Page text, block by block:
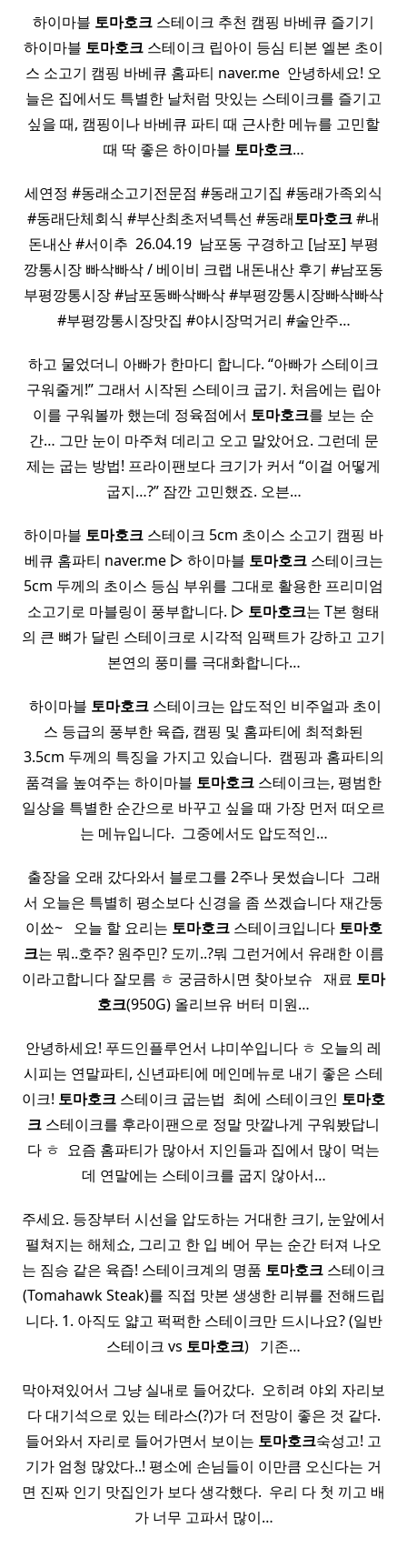
​ 하이마블 토마호크 스테이크 추천 캠핑 바베큐 즐기기 ​
하이마블 토마호크 스테이크 립아이 등심 티본 엘본 초이
스 소고기 캠핑 바베큐 홈파티 naver.me ​ 안녕하세요! 오
늘은 집에서도 특별한 날처럼 맛있는 스테이크를 즐기고
싶을 때, 캠핑이나 바베큐 파티 때 근사한 메뉴를 고민할
때 딱 좋은 하이마블 토마호크…
세연정 #동래소고기전문점 #동래고기집 #동래가족외식
#동래단체회식 #부산최초저녁특선 #동래토마호크#내
돈내산 #서이추 ​ 26.04.19 ​ 남포동 구경하고 [남포] 부평
깡통시장 빠삭빠삭 / 베이비 크랩 내돈내산 후기 #남포동
부평깡통시장 #남포동빠삭빠삭 #부평깡통시장빠삭빠삭
#부평깡통시장맛집 #야시장먹거리 #술안주…
하고 물었더니 아빠가 한마디 합니다. “아빠가 스테이크
구워줄게!” 그래서 시작된 스테이크 굽기. 처음에는 립아
이를 구워볼까 했는데 정육점에서 토마호크를 보는 순
간… 그만 눈이 마주쳐 데리고 오고 말았어요. 그런데 문
제는 굽는 방법! 프라이팬보다 크기가 커서 “이걸 어떻게
굽지…?” 잠깐 고민했죠. 오븐…
하이마블 토마호크 스테이크 5cm 초이스 소고기 캠핑 바
베큐 홈파티 naver.me ▷ 하이마블 토마호크스테이크는
5cm 두께의 초이스 등심 부위를 그대로 활용한 프리미엄
소고기로 마블링이 풍부합니다. ▷ 토마호크는 T본 형태
의 큰 뼈가 달린 스테이크로 시각적 임팩트가 강하고 고기
본연의 풍미를 극대화합니다…
​ 하이마블 토마호크 스테이크는 압도적인 비주얼과 초이
스 등급의 풍부한 육즙, 캠핑 및 홈파티에 최적화된
3.5cm 두께의 특징을 가지고 있습니다. ​ 캠핑과 홈파티의
품격을 높여주는 하이마블 토마호크 스테이크는, 평범한
일상을 특별한 순간으로 바꾸고 싶을 때 가장 먼저 떠오르
는 메뉴입니다. ​ 그중에서도 압도적인…
출장을 오래 갔다와서 블로그를 2주나 못썼습니다 ​ 그래
서 오늘은 특별히 평소보다 신경을 좀 쓰겠습니다 재간둥
이쑈~ ​ ​ 오늘 할 요리는 토마호크스테이크입니다 토마호
크는 뭐..호주? 원주민? 도끼..?뭐 그런거에서 유래한 이름
이라고합니다 잘모름 ㅎ 궁금하시면 찾아보슈 ​ ​ 재료 토마
호크(950G) 올리브유 버터 미원…
안녕하세요! 푸드인플루언서 냐미쑤입니다 ㅎ 오늘의 레
시피는 연말파티, 신년파티에 메인메뉴로 내기 좋은 스테
이크! 토마호크 스테이크 굽는법 ​ 최에 스테이크인 토마호
크 스테이크를 후라이팬으로 정말 맛깔나게 구워봤답니
다 ㅎ ​ 요즘 홈파티가 많아서 지인들과 집에서 많이 먹는
데 연말에는 스테이크를 굽지 않아서…
주세요. 등장부터 시선을 압도하는 거대한 크기, 눈앞에서
펼쳐지는 해체쇼, 그리고 한 입 베어 무는 순간 터져 나오
는 짐승 같은 육즙! 스테이크계의 명품 토마호크 스테이크
(Tomahawk Steak)를 직접 맛본 생생한 리뷰를 전해드립
니다. 1. 아직도 얇고 퍽퍽한 스테이크만 드시나요? (일반
스테이크 vs 토마호크) ​ ​ 기존…
막아져있어서 그냥 실내로 들어갔다. ​ 오히려 야외 자리보
다 대기석으로 있는 테라스(?)가 더 전망이 좋은 것 같다.
들어와서 자리로 들어가면서 보이는 토마호크숙성고! 고
기가 엄청 많았다..! 평소에 손님들이 이만큼 오신다는 거
면 진짜 인기 맛집인가 보다 생각했다. ​ 우리 다 첫 끼고 배
가 너무 고파서 많이…